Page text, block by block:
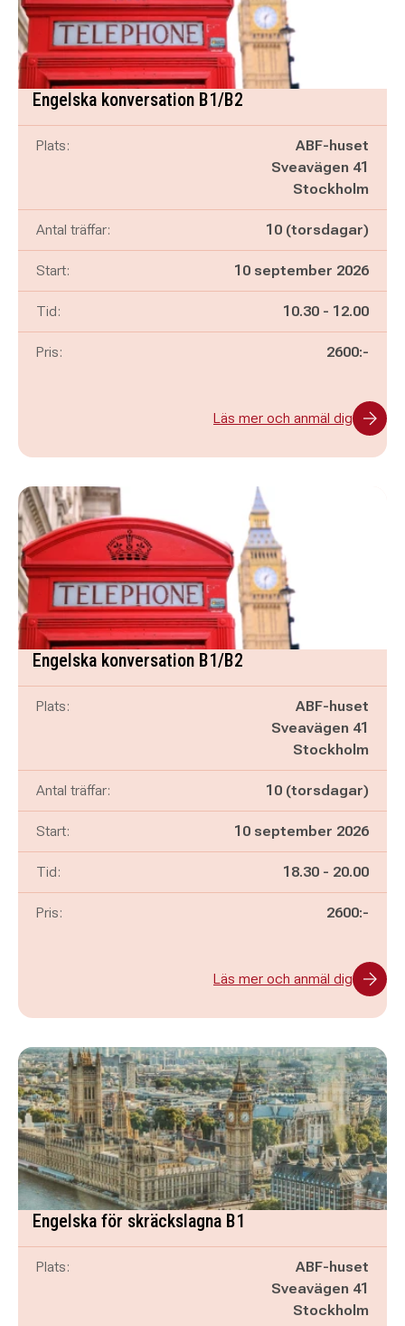
Engelska konversation B1/B2
Plats:
ABF-huset
Sveavägen 41
Stockholm
Antal träffar: 10 (torsdagar)
Start: 10 september 2026
Tid: Pågår mellan
10.30 - och
12.00
Pris: 2600:-
Läs mer och anmäl dig
Engelska konversation B1/B2
Plats:
ABF-huset
Sveavägen 41
Stockholm
Antal träffar: 10 (torsdagar)
Start: 10 september 2026
Tid: Pågår mellan
18.30 - och
20.00
Pris: 2600:-
Läs mer och anmäl dig
Engelska för skräckslagna B1
Plats:
ABF-huset
Sveavägen 41
Stockholm